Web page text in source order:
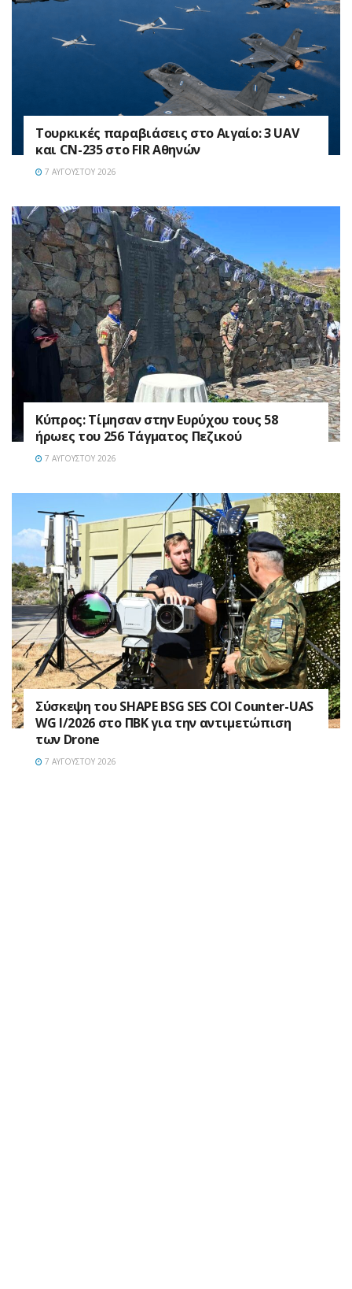
Τουρκικές παραβιάσεις στο Αιγαίο: 3 UAV
και CN-235 στο FIR Αθηνών
7 ΑΥΓΟΎΣΤΟΥ 2026
Κύπρος: Τίμησαν στην Ευρύχου τους 58
ήρωες του 256 Τάγματος Πεζικού
7 ΑΥΓΟΎΣΤΟΥ 2026
Σύσκεψη του SHAPE BSG SES COI Counter-UAS
WG I/2026 στο ΠΒΚ για την αντιμετώπιση
των Drone
7 ΑΥΓΟΎΣΤΟΥ 2026